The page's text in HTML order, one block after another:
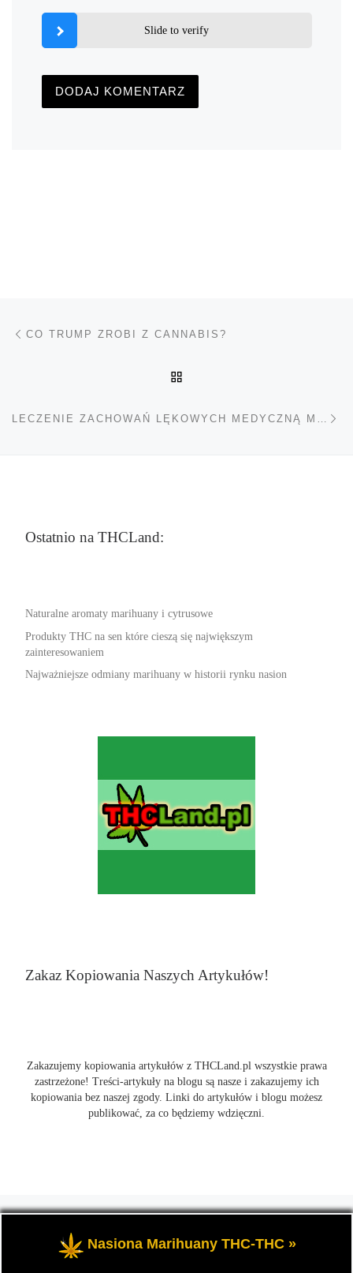
Slide to verify
Nawigacja wpisu
CO TRUMP ZROBI Z CANNABIS?
Ostatnio na THCLand:
Naturalne aromaty marihuany i cytrusowe
Produkty THC na sen które cieszą się największym
zainteresowaniem
Najważniejsze odmiany marihuany w historii rynku nasion
Zakaz Kopiowania Naszych Artykułów!
Zakazujemy kopiowania artykułów z THCLand.pl wszystkie prawa
zastrzeżone! Treści-artykuły na blogu są nasze i zakazujemy ich
kopiowania bez naszej zgody. Linki do artykułów i blogu możesz
publikować, za co będziemy wdzięczni.
informacje na temat marihuany, konopi i cannabis oraz THC a
także CBD.
Nasiona Marihuany THC-THC »